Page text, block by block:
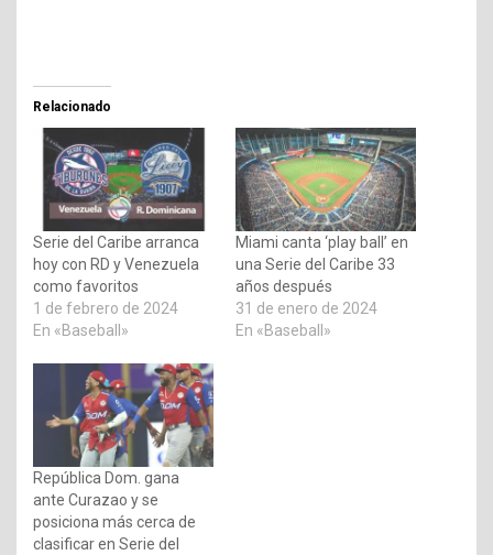
Relacionado
Serie del Caribe arranca
hoy con RD y Venezuela
como favoritos
1 de febrero de 2024
En «Baseball»
Miami canta ‘play ball’ en
una Serie del Caribe 33
años después
31 de enero de 2024
En «Baseball»
República Dom. gana
ante Curazao y se
posiciona más cerca de
clasificar en Serie del